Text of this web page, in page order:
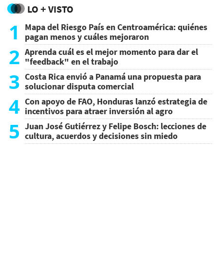
LO + VISTO
1
Mapa del Riesgo País en Centroamérica: quiénes
pagan menos y cuáles mejoraron
2 Aprenda cuál es el mejor momento para dar el
"feedback" en el trabajo
3 Costa Rica envió a Panamá una propuesta para
solucionar disputa comercial
4 Con apoyo de FAO, Honduras lanzó estrategia de
incentivos para atraer inversión al agro
5 Juan José Gutiérrez y Felipe Bosch: lecciones de
cultura, acuerdos y decisiones sin miedo